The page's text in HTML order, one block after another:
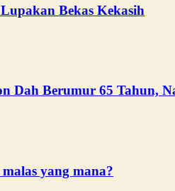
Bekas Kekasih
Dah Berumur 65 Tahun,
yang mana?